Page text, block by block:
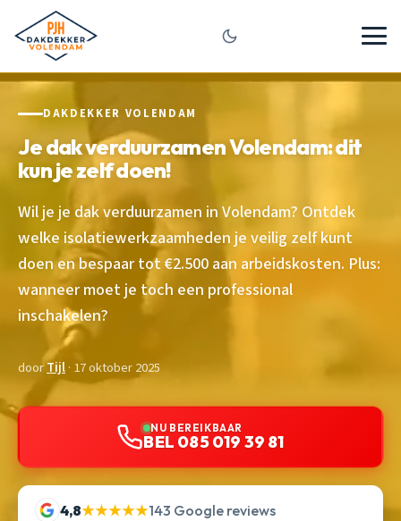
DAKDEKKER VOLENDAM
Je dak verduurzamen Volendam: dit
kun je zelf doen!
Wil je je dak verduurzamen in Volendam? Ontdek
welke isolatiewerkzaamheden je veilig zelf kunt
doen en bespaar tot €2.500 aan arbeidskosten. Plus:
wanneer moet je toch een professional
inschakelen?
doorTijl· 17 oktober 2025
NU BEREIKBAAR
BEL 085 019 39 81
4,8★★★★★143 Google reviews